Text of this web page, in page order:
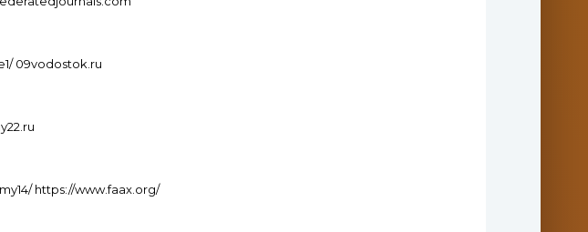
09vodostok.ru
https://www.faax.org/